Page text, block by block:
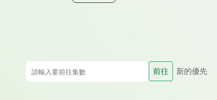
前往 新的優先